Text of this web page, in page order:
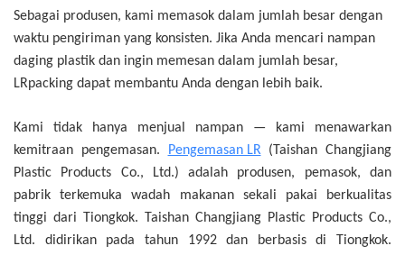
Sebagai produsen, kami memasok dalam jumlah besar dengan
waktu pengiriman yang konsisten. Jika Anda mencari nampan
daging plastik dan ingin memesan dalam jumlah besar,
LRpacking dapat membantu Anda dengan lebih baik.
Kami tidak hanya menjual nampan — kami menawarkan
kemitraan pengemasan.
Pengemasan LR(Taishan Changjiang
Plastic Products Co., Ltd.) adalah produsen, pemasok, dan
pabrik terkemuka wadah makanan sekali pakai berkualitas
tinggi dari Tiongkok. Taishan Changjiang Plastic Products Co.,
Ltd. didirikan pada tahun 1992 dan berbasis di Tiongkok.